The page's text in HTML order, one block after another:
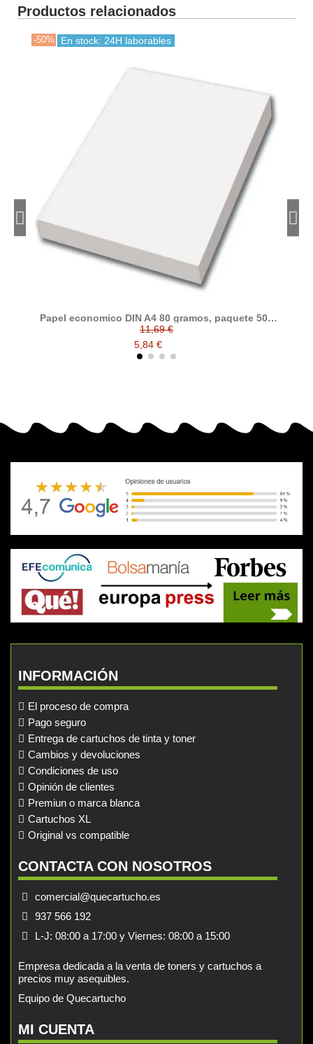
Productos relacionados
-50% En stock: 24H laborables
Papel economico DIN A4 80 gramos, paquete 500
folios
11,69 €
5,84 €
INFORMACIÓN
El proceso de compra
Pago seguro
Entrega de cartuchos de tinta y toner
Cambios y devoluciones
Condiciones de uso
Opinión de clientes
Premiun o marca blanca
Cartuchos XL
Original vs compatible
CONTACTA CON NOSOTROS
comercial@quecartucho.es
937 566 192
L-J: 08:00 a 17:00 y Viernes: 08:00 a 15:00
Empresa dedicada a la venta de toners y cartuchos a
precios muy asequibles.
Equipo de Quecartucho
MI CUENTA